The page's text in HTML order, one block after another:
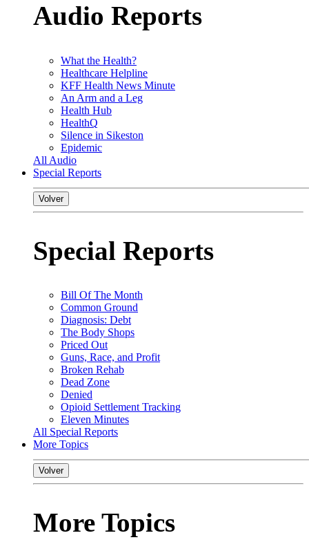
Audio Reports
What the Health?
Healthcare Helpline
KFF Health News Minute
An Arm and a Leg
Health Hub
HealthQ
Silence in Sikeston
Epidemic
All Audio
Special Reports
Volver
Special Reports
Bill Of The Month
Common Ground
Diagnosis: Debt
The Body Shops
Priced Out
Guns, Race, and Profit
Broken Rehab
Dead Zone
Denied
Opioid Settlement Tracking
Eleven Minutes
All Special Reports
More Topics
Volver
More Topics